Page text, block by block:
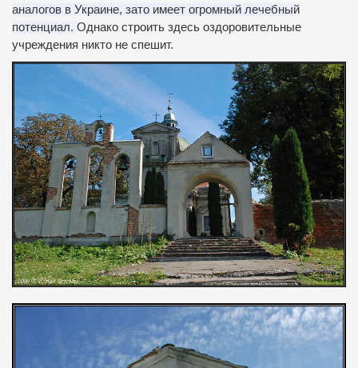
аналогов в Украине, зато имеет огромный лечебный
потенциал. Однако строить здесь оздоровительные
учреждения никто не спешит.